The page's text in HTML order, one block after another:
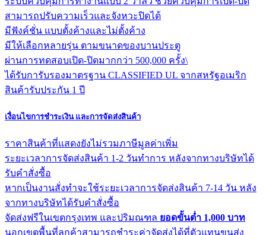
สามารถปรับความเร็วและจังหวะปิดได้
มีฟังค์ชั่น แบบตั้งค้างและไม่ตั้งค้าง
มีให้เลือกหลายรุ่น ตามขนาดของบานประตู
ผ่านการทดสอบเปิด-ปิดมากกว่า 500,000 ครั้ง\
ได้รับการับรองมาตรฐาน CLASSIFIED UL จากสหรัฐอเมริก
สินค้ารับประกัน 1 ปี
เงื่อนไขการชำระเงิน และการจัดส่งสินค้า
ราคาสินค้าที่แสดงยังไม่รวมภาษีมูลค่าเพิ่ม
ระยะเวลาการจัดส่งสินค้า 1-2 วันทำการ หลังจากทางบริษัทได้
รับคำสั่งซื้อ
หากเป็นงานสั่งทำจะใช้ระยะเวลาการจัดส่งสินค้า 7-14 วัน หลัง
จากทางบริษัทได้รับคำสั่งซื้อ
จัดส่งฟรีในเขตกรุงเทพ และปริมณฑล ยอดขั้นต่ำ 1,000 บาท
นอกเขตพื้นที่ลูกค้าสามารถชำระค่าจัดส่งได้ที่ตัวแทนขนส่ง